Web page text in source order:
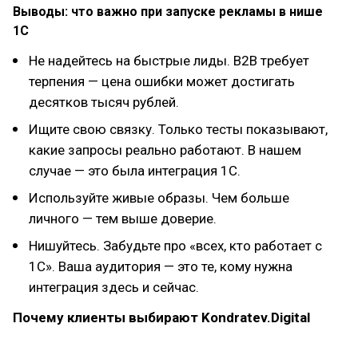
Выводы: что важно при запуске рекламы в нише
1С
Не надейтесь на быстрые лиды. B2B требует
терпения — цена ошибки может достигать
десятков тысяч рублей.
Ищите свою связку. Только тесты показывают,
какие запросы реально работают. В нашем
случае — это была интеграция 1С.
Используйте живые образы. Чем больше
личного — тем выше доверие.
Нишуйтесь. Забудьте про «всех, кто работает с
1С». Ваша аудитория — это те, кому нужна
интеграция здесь и сейчас.
Почему клиенты выбирают Kondratev.Digital